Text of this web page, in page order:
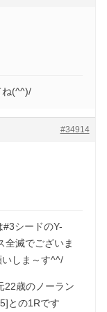
ね(^^)/
#34914
#3シードのY-
全滅でございま
しま～す^^/
22歳のノーラン
との1Rです